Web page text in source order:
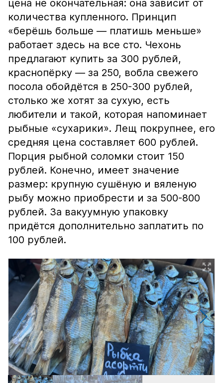
цена не окончательная: она зависит от
количества купленного. Принцип
«берёшь больше — платишь меньше»
работает здесь на все сто. Чехонь
предлагают купить за 300 рублей,
краснопёрку — за 250, вобла свежего
посола обойдётся в 250-300 рублей,
столько же хотят за сухую, есть
любители и такой, которая напоминает
рыбные «сухарики». Лещ покрупнее, его
средняя цена составляет 600 рублей.
Порция рыбной соломки стоит 150
рублей. Конечно, имеет значение
размер: крупную сушёную и вяленую
рыбу можно приобрести и за 500-800
рублей. За вакуумную упаковку
придётся дополнительно заплатить по
100 рублей.